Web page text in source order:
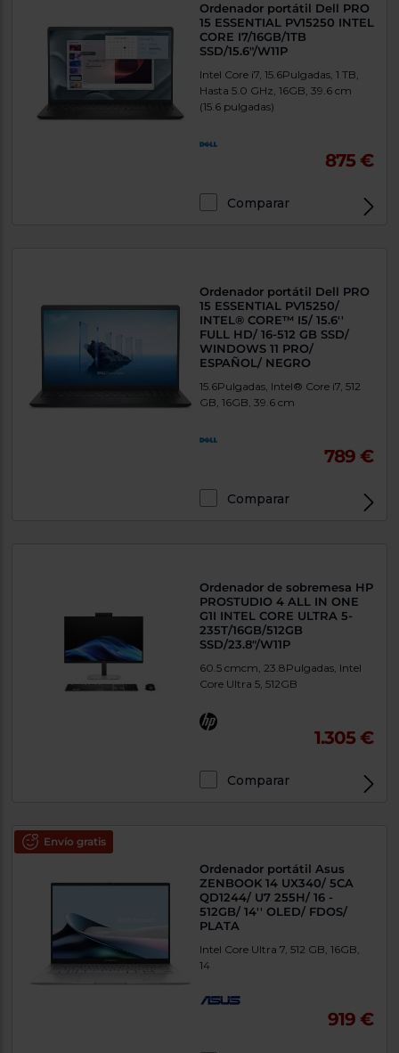
Ordenador portátil Dell PRO
15 ESSENTIAL PV15250 INTEL
CORE I7/16GB/1TB
SSD/15.6"/W11P
Intel Core i7, 15.6Pulgadas, 1 TB,
Hasta 5.0 GHz, 16GB, 39.6 cm
(15.6 pulgadas)
875 €
Comparar
Ordenador portátil Dell PRO
15 ESSENTIAL PV15250/
INTEL® CORE™ I5/ 15.6''
FULL HD/ 16-512 GB SSD/
WINDOWS 11 PRO/
ESPAÑOL/ NEGRO
15.6Pulgadas, Intel® Core i7, 512
GB, 16GB, 39.6 cm
789 €
Comparar
Ordenador de sobremesa HP
PROSTUDIO 4 ALL IN ONE
G1I INTEL CORE ULTRA 5-
235T/16GB/512GB
SSD/23.8"/W11P
60.5 cmcm, 23.8Pulgadas, Intel
Core Ultra 5, 512GB
1.305 €
Comparar
Envío gratis
Ordenador portátil Asus
ZENBOOK 14 UX340/ 5CA
QD1244/ U7 255H/ 16 -
512GB/ 14'' OLED/ FDOS/
PLATA
Intel Core Ultra 7, 512 GB, 16GB,
14
919 €